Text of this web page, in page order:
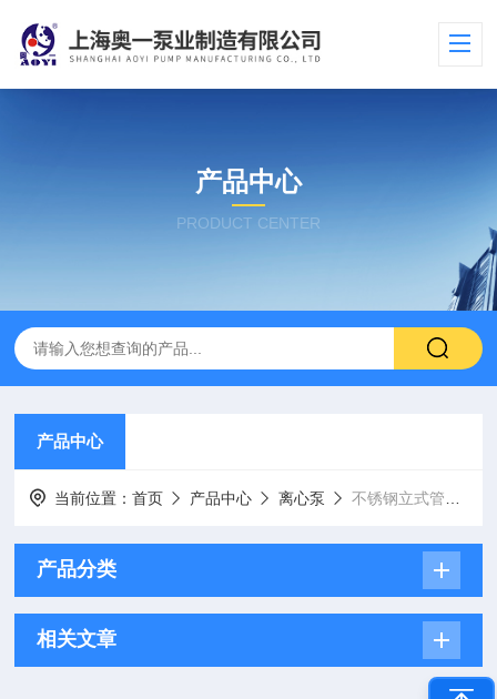
产品中心
PRODUCT CENTER
产品中心
当前位置：首页 产品中心 离心泵 不锈钢立式管道离心泵
产品分类
相关文章